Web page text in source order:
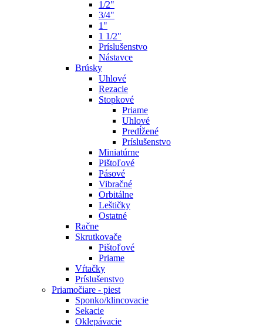
1/2"
3/4"
1"
1 1/2"
Príslušenstvo
Nástavce
Brúsky
Uhlové
Rezacie
Stopkové
Priame
Uhlové
Predĺžené
Príslušenstvo
Miniatúrne
Pištoľové
Pásové
Vibračné
Orbitálne
Leštičky
Ostatné
Račne
Skrutkovače
Pištoľové
Priame
Vŕtačky
Príslušenstvo
Priamočiare - piest
Sponko/klincovacie
Sekacie
Oklepávacie